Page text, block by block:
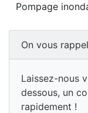
Pompage
On vous
Laissez-nous
dessous, un
rapidement !